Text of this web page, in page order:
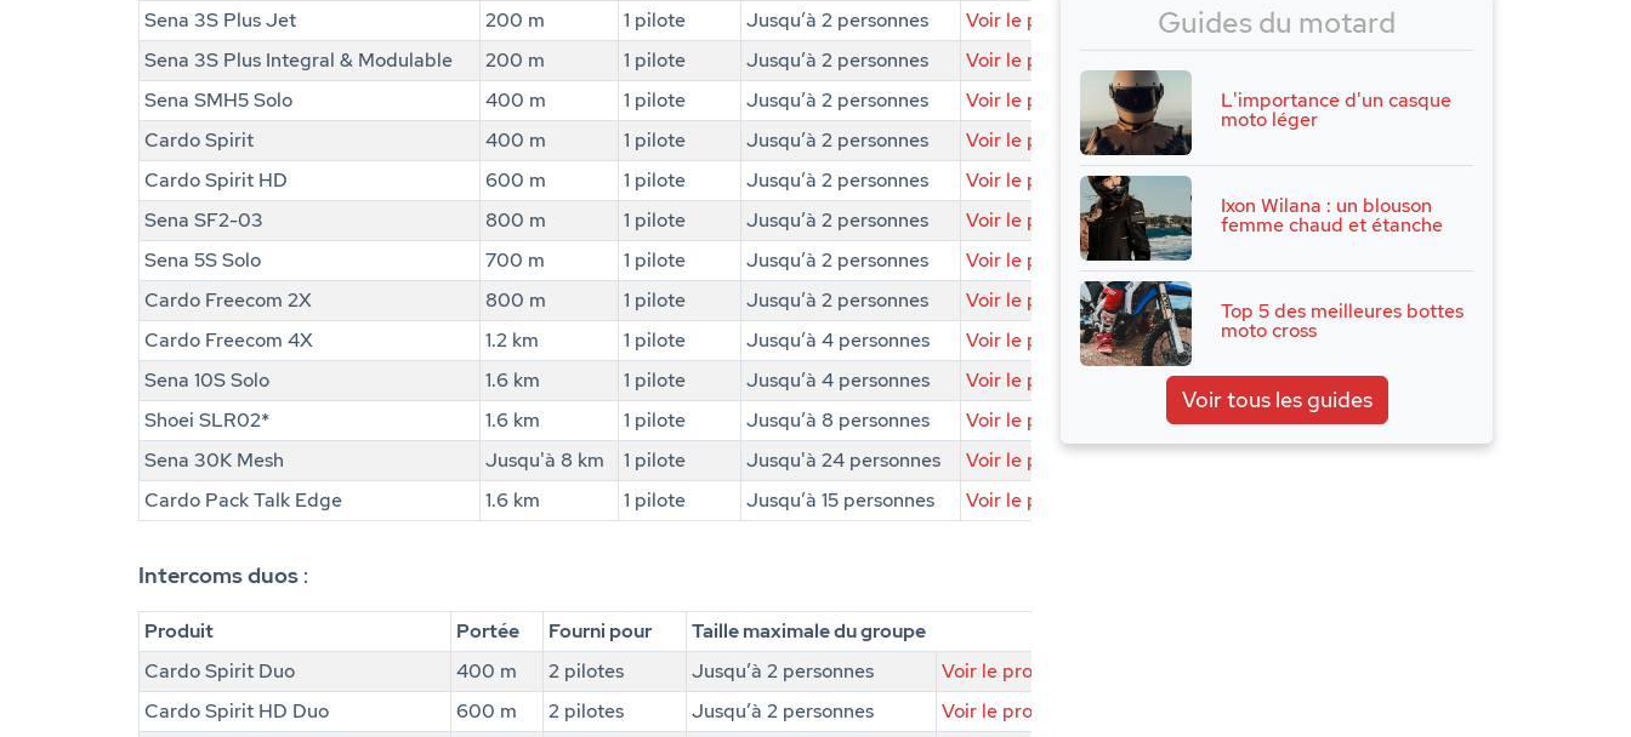
Sena 3S Plus Jet
200 m 1 pilote Jusqu’à 2 personnes
Voir le produit
Sena 3S Plus Integral & Modulable
200 m 1 pilote Jusqu’à 2 personnes
Voir le produit
Sena SMH5 Solo
400 m 1 pilote Jusqu’à 2 personnes
Voir le produit
Cardo Spirit
400 m 1 pilote Jusqu’à 2 personnes
Voir le produit
Cardo Spirit HD
600 m 1 pilote Jusqu’à 2 personnes
Voir le produit
Sena SF2-03
800 m 1 pilote Jusqu’à 2 personnes
Voir le produit
Sena 5S Solo
700 m 1 pilote Jusqu’à 2 personnes
Voir le produit
Cardo Freecom 2X
800 m 1 pilote Jusqu’à 2 personnes
Voir le produit
Cardo Freecom 4X
1.2 km 1 pilote Jusqu’à 4 personnes
Voir le produit
Sena 10S Solo
1.6 km 1 pilote Jusqu’à 4 personnes
Voir le produit
Shoei SLR02*
1.6 km 1 pilote Jusqu’à 8 personnes
Voir le produit
Sena 30K Mesh
Jusqu'à 8 km 1 pilote Jusqu'à 24 personnes
Voir le produit
Cardo Pack Talk Edge
1.6 km 1 pilote Jusqu’à 15 personnes Voir le produit
Intercoms duos :
Produit Portée Fourni pour
Taille maximale du groupe
Cardo Spirit Duo
400 m 2 pilotes Jusqu’à 2 personnes
Voir le produit
Cardo Spirit HD Duo
600 m 2 pilotes Jusqu’à 2 personnes
Voir le produit
Guides du motard
L'importance d'un casque
moto léger
Ixon Wilana : un blouson
femme chaud et étanche
Top 5 des meilleures bottes
moto cross
Voir tous les guides